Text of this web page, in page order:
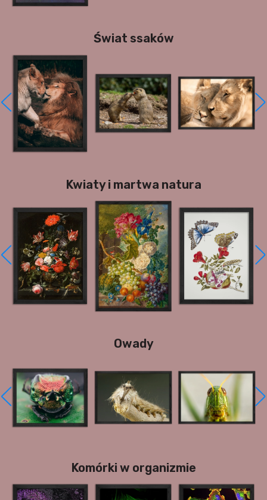
Świat ssaków
Kwiaty i martwa natura
Owady
Komórki w organizmie